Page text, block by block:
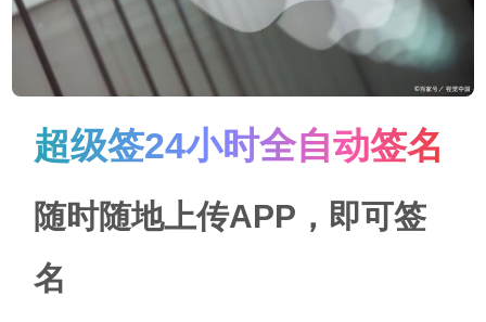
超级签24小时全自动签名
随时随地上传APP，即可签
名